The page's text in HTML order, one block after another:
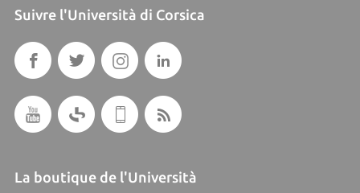
Suivre l'Università di Corsica
La boutique de l'Università